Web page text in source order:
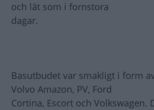
och lät som i fornstora
dagar.
Basutbudet var smakligt i form
Volvo Amazon, PV, Ford
Cortina, Escort och Volkswagen.